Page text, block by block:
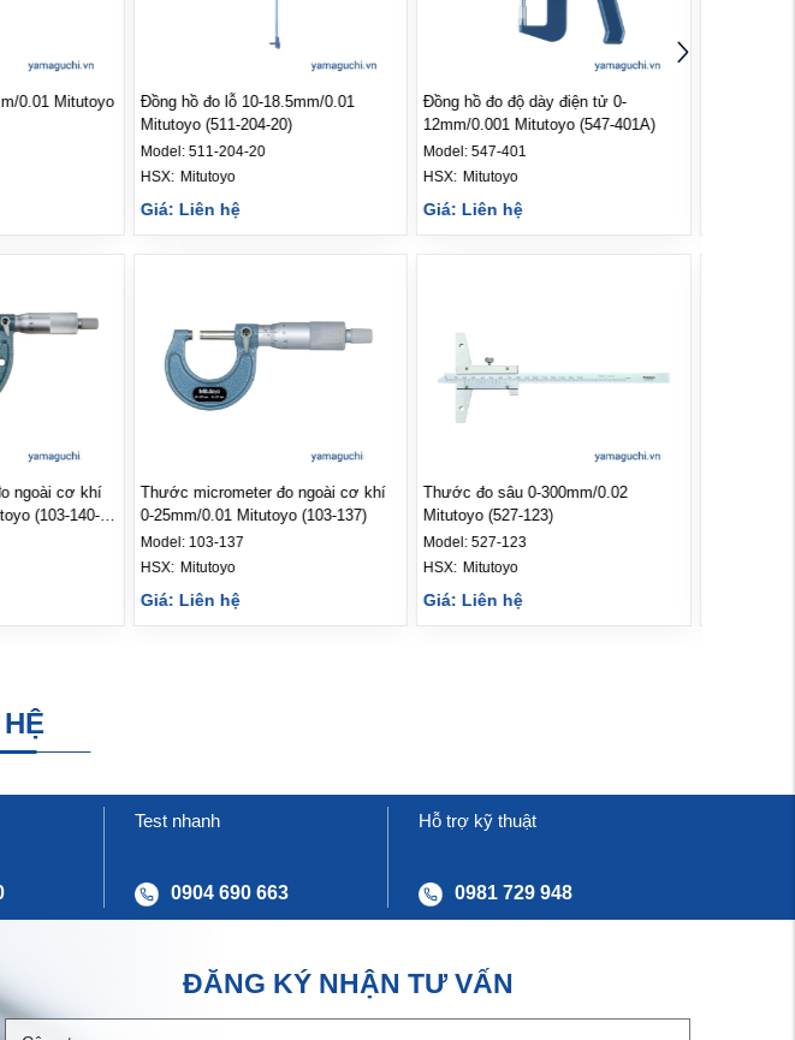
0.01 Mitutoyo
Đồng hồ đo lỗ 10-18.5mm/0.01
Mitutoyo (511-204-20)
Model: 511-204-20
HSX: Mitutoyo
Giá: Liên hệ
Đồng hồ đo độ dày điện tử 0-
12mm/0.001 Mitutoyo (547-401A)
Model:547-401
Mitutoyo
Giá: Liên hệ
ngoài cơ khí
(103-140-
Thước micrometer đo ngoài cơ khí
0-25mm/0.01 Mitutoyo (103-137)
Model: 103-137
HSX: Mitutoyo
Giá: Liên hệ
Thước đo sâu 0-300mm/0.02
Mitutoyo (527-123)
Model:527-123
Mitutoyo
Giá: Liên hệ
Test nhanh
0904 690 663
Hỗ trợ kỹ thuật
0981 729 948
ĐĂNG KÝ NHẬN TƯ VẤN